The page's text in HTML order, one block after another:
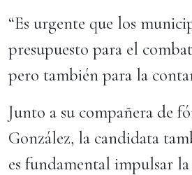
“Es urgente que los
presupuesto para el
pero también para la
Junto a su compañera de
González, la candidata
es fundamental impulsar